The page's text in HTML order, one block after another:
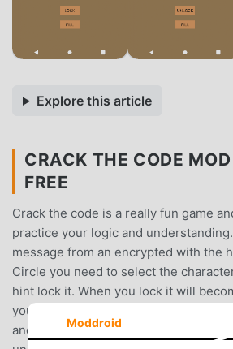
Explore this article
CRACK THE CODE
FREE
Crack the code is a really fun game
practice your logic and
message from an encrypted with the
Circle you need to select the
hint lock it. When you lock it will
you need to follow other characters
and one by one you will decode the
Moddroid